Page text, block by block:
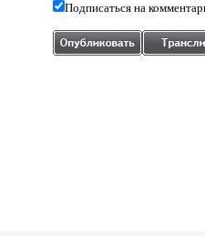
Подписаться на